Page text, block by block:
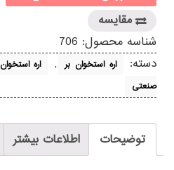
مقایسه
شناسه محصول: 706
دسته:
اره استخوان بر , اره
صنعتی
توضیحات اطلاعات بیشتر